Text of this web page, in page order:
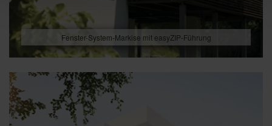
Fenster-System-Markise mit easyZIP-Führung